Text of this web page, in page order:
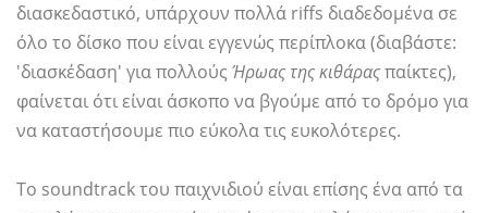
διασκεδαστικό, υπάρχουν πολλά riffs διαδεδομένα σε
όλο το δίσκο που είναι εγγενώς περίπλοκα (διαβάστε:
'διασκέδαση' για πολλούς Ήρωας της κιθάραςπαίκτες),
φαίνεται ότι είναι άσκοπο να βγούμε από το δρόμο για
να καταστήσουμε πιο εύκολα τις ευκολότερες.
Το soundtrack του παιχνιδιού είναι επίσης ένα από τα